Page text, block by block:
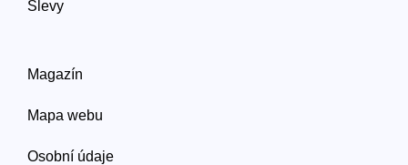
Slevy
Magazín
Mapa webu
Osobní údaje